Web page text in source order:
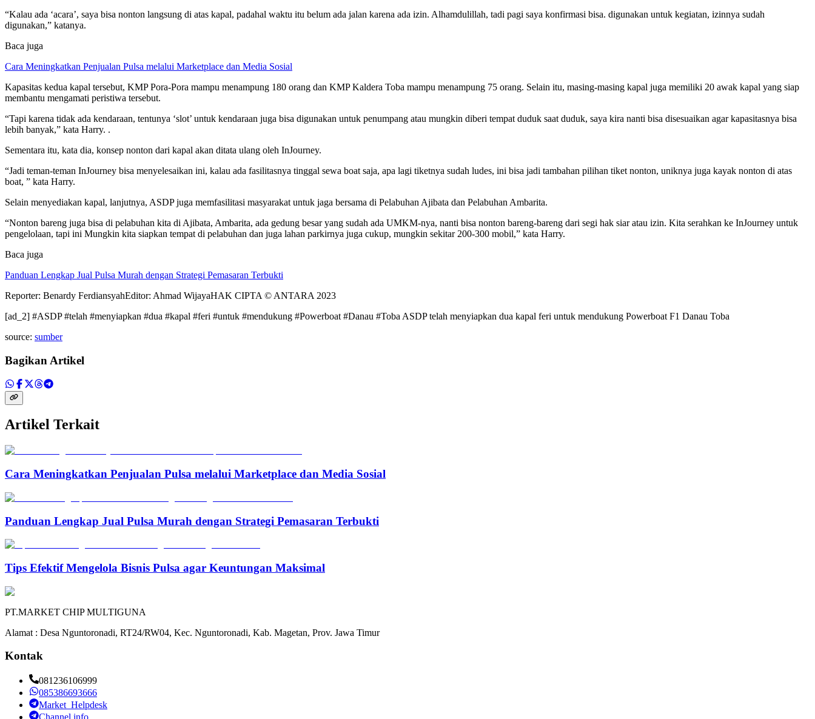
“Kalau ada ‘acara’, saya bisa nonton langsung di atas kapal, padahal waktu itu belum ada jalan karena ada izin. Alhamdulillah, tadi pagi saya konfirmasi bisa. digunakan untuk kegiatan, izinnya sudah
digunakan,” katanya.
Baca juga
Cara Meningkatkan Penjualan Pulsa melalui Marketplace dan Media Sosial
Kapasitas kedua kapal tersebut, KMP Pora-Pora mampu menampung 180 orang dan KMP Kaldera Toba mampu menampung 75 orang. Selain itu, masing-masing kapal juga memiliki 20 awak kapal yang siap
membantu mengamati peristiwa tersebut.
“Tapi karena tidak ada kendaraan, tentunya ‘slot’ untuk kendaraan juga bisa digunakan untuk penumpang atau mungkin diberi tempat duduk saat duduk, saya kira nanti bisa disesuaikan agar kapasitasnya bisa
lebih banyak,” kata Harry. .
Sementara itu, kata dia, konsep nonton dari kapal akan ditata ulang oleh InJourney.
“Jadi teman-teman InJourney bisa menyelesaikan ini, kalau ada fasilitasnya tinggal sewa boat saja, apa lagi tiketnya sudah ludes, ini bisa jadi tambahan pilihan tiket nonton, uniknya juga kayak nonton di atas
boat, ” kata Harry.
Selain menyediakan kapal, lanjutnya, ASDP juga memfasilitasi masyarakat untuk jaga bersama di Pelabuhan Ajibata dan Pelabuhan Ambarita.
“Nonton bareng juga bisa di pelabuhan kita di Ajibata, Ambarita, ada gedung besar yang sudah ada UMKM-nya, nanti bisa nonton bareng-bareng dari segi hak siar atau izin. Kita serahkan ke InJourney untuk
pengelolaan, tapi ini Mungkin kita siapkan tempat di pelabuhan dan juga lahan parkirnya juga cukup, mungkin sekitar 200-300 mobil,” kata Harry.
Baca juga
Panduan Lengkap Jual Pulsa Murah dengan Strategi Pemasaran Terbukti
Reporter: Benardy FerdiansyahEditor: Ahmad WijayaHAK CIPTA © ANTARA 2023
[ad_2] #ASDP #telah #menyiapkan #dua #kapal #feri #untuk #mendukung #Powerboat #Danau #Toba ASDP telah menyiapkan dua kapal feri untuk mendukung Powerboat F1 Danau Toba
source: sumber
Bagikan Artikel
Artikel Terkait
Cara Meningkatkan Penjualan Pulsa melalui Marketplace dan Media Sosial
Panduan Lengkap Jual Pulsa Murah dengan Strategi Pemasaran Terbukti
Tips Efektif Mengelola Bisnis Pulsa agar Keuntungan Maksimal
PT.MARKET CHIP MULTIGUNA
Alamat : Desa Nguntoronadi, RT24/RW04, Kec. Nguntoronadi, Kab. Magetan, Prov. Jawa Timur
Kontak
081236106999
085386693666
Market_Helpdesk
Channel info